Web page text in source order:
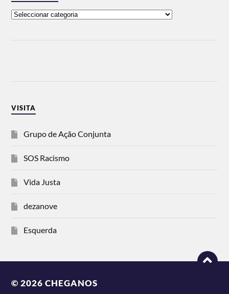
VISITA
Grupo de Ação Conjunta
SOS Racismo
Vida Justa
dezanove
Esquerda
© 2026CHEGANOS